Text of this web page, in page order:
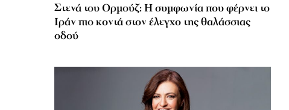
Στενά του Ορμούζ: Η συμφωνία που φέρνει το
Ιράν πιο κοντά στον έλεγχο της θαλάσσιας
οδού